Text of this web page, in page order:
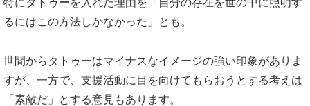
るにはこの方法しかなかった」とも。
世間からタトゥーはマイナスなイメージの強い印象がありま
すが、一方で、支援活動に目を向けてもらおうとする考えは
「素敵だ」とする意見もあります。